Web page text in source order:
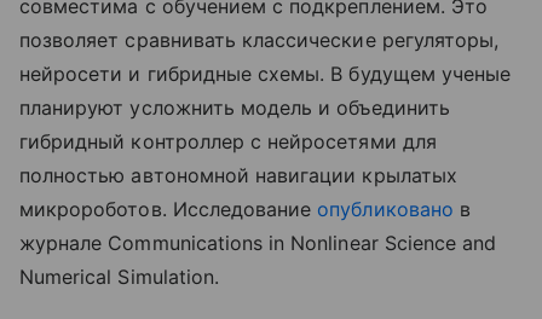
совместима с обучением с подкреплением. Это
позволяет сравнивать классические регуляторы,
нейросети и гибридные схемы. В будущем ученые
планируют усложнить модель и объединить
гибридный контроллер с нейросетями для
полностью автономной навигации крылатых
микророботов. Исследование опубликовано в
журнале Communications in Nonlinear Science and
Numerical Simulation.